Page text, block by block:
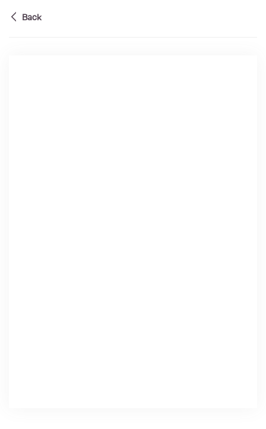
Back